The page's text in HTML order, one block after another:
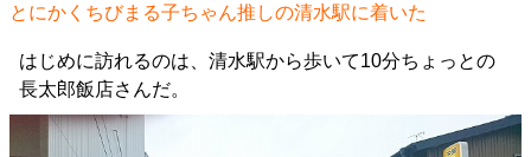
とにかくちびまる子ちゃん推しの清水駅に着いた
はじめに訪れるのは、清水駅から歩いて10分ちょっとの
長太郎飯店さんだ。